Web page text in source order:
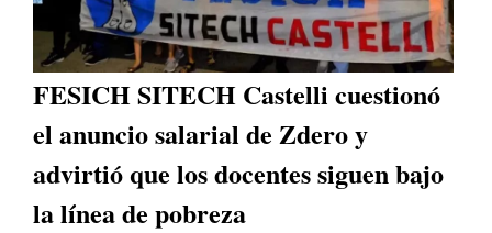
FESICH SITECH Castelli cuestionó
el anuncio salarial de Zdero y
advirtió que los docentes siguen bajo
la línea de pobreza